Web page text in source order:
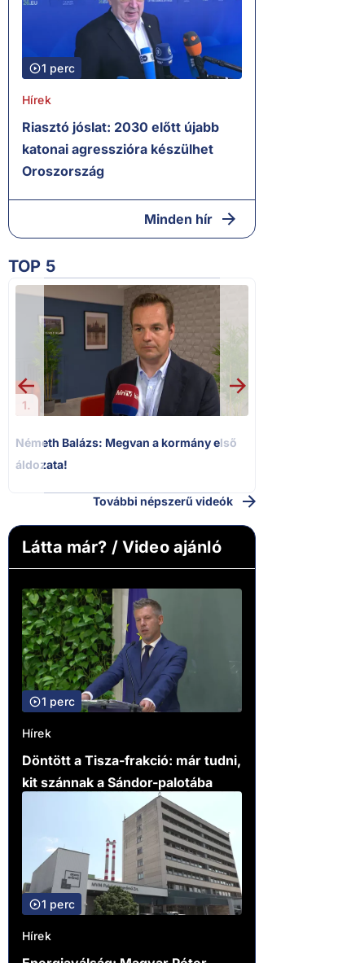
1 perc
Hírek
Riasztó jóslat: 2030 előtt újabb
katonai agresszióra készülhet
Oroszország
Minden hír
TOP 5
1.
Németh Balázs: Megvan a kormány első
áldozata!
További népszerű videók
Látta már? / Video ajánló
1 perc
Hírek
Döntött a Tisza-frakció: már tudni,
kit szánnak a Sándor-palotába
1 perc
Hírek